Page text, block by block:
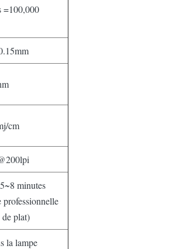
=100,000
cm
minutes
de plat)
la lampe